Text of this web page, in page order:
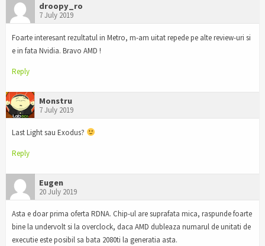
droopy_ro
7 July 2019
Foarte interesant rezultatul in Metro, m-am uitat repede pe alte review-uri si
e in fata Nvidia. Bravo AMD !
Reply
Monstru
7 July 2019
Last Light sau Exodus?
Reply
Eugen
20 July 2019
Asta e doar prima oferta RDNA. Chip-ul are suprafata mica, raspunde foarte
bine la undervolt si la overclock, daca AMD dubleaza numarul de unitati de
executie este posibil sa bata 2080ti la generatia asta.